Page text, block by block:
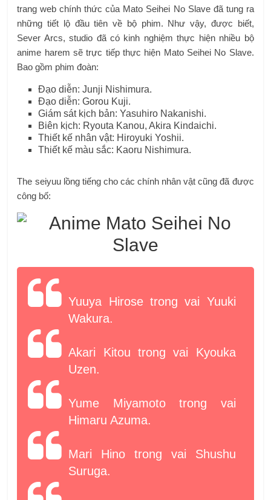
trang web chính thức của Mato Seihei No Slave đã tung ra
những tiết lộ đầu tiên về bộ phim. Như vậy, được biết,
Sever Arcs, studio đã có kinh nghiệm thực hiện nhiều bộ
anime harem sẽ trực tiếp thực hiện Mato Seihei No Slave.
Bao gồm phim đoàn:
Đạo diễn: Junji Nishimura.
Đạo diễn: Gorou Kuji.
Giám sát kịch bản: Yasuhiro Nakanishi.
Biên kịch: Ryouta Kanou, Akira Kindaichi.
Thiết kế nhân vật: Hiroyuki Yoshii.
Thiết kế màu sắc: Kaoru Nishimura.
The seiyuu lồng tiếng cho các chính nhân vật cũng đã được
công bố:
Yuuya Hirose trong vai Yuuki
Wakura.
Akari Kitou trong vai Kyouka
Uzen.
Yume Miyamoto trong vai
Himaru Azuma.
Mari Hino trong vai Shushu
Suruga.